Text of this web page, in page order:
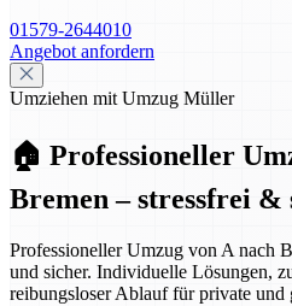
01579-2644010
Angebot anfordern
Umziehen mit Umzug Müller
🏠 Professioneller
Bremen – stressfrei &
Professioneller Umzug von A nach
und sicher. Individuelle Lösungen,
reibungsloser Ablauf für private